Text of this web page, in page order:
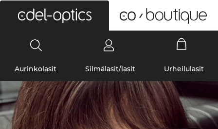
Aurinkolasit Silmälasit/lasit Urheilulasit